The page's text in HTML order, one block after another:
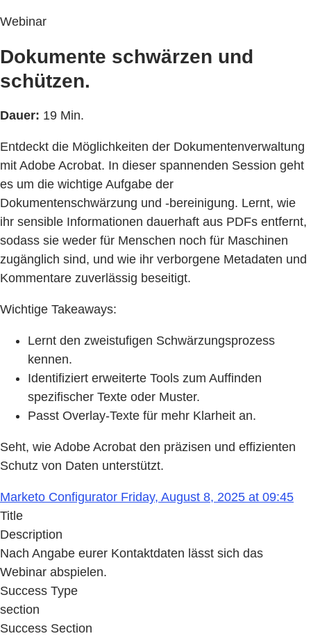
Webinar
Dokumente schwärzen und
schützen.
Dauer: 19 Min.
Entdeckt die Möglichkeiten der Dokumentenverwaltung
mit Adobe Acrobat. In dieser spannenden Session geht
es um die wichtige Aufgabe der
Dokumentenschwärzung und -bereinigung. Lernt, wie
ihr sensible Informationen dauerhaft aus PDFs entfernt,
sodass sie weder für Menschen noch für Maschinen
zugänglich sind, und wie ihr verborgene Metadaten und
Kommentare zuverlässig beseitigt.
Wichtige Takeaways:
Lernt den zweistufigen Schwärzungsprozess
kennen.
Identifiziert erweiterte Tools zum Auffinden
spezifischer Texte oder Muster.
Passt Overlay-Texte für mehr Klarheit an.
Seht, wie Adobe Acrobat den präzisen und effizienten
Schutz von Daten unterstützt.
Marketo Configurator Friday, August 8, 2025 at 09:45
Title
Description
Nach Angabe eurer Kontaktdaten lässt sich das
Webinar abspielen.
Success Type
section
Success Section